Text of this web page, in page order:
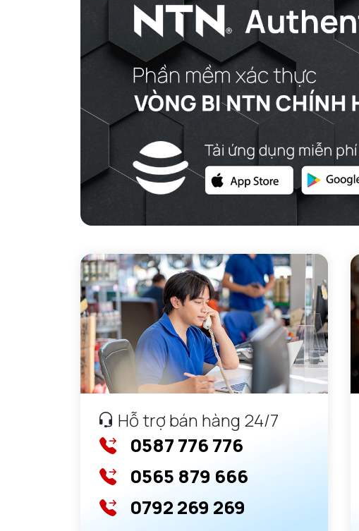
Hỗ trợ bán hàng 24/7
0587 776 776
0565 879 666
0792 269 269